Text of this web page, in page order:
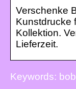
Verschenke
Kunstdrucke
Kollektion.
Lieferzeit.
Keywords: